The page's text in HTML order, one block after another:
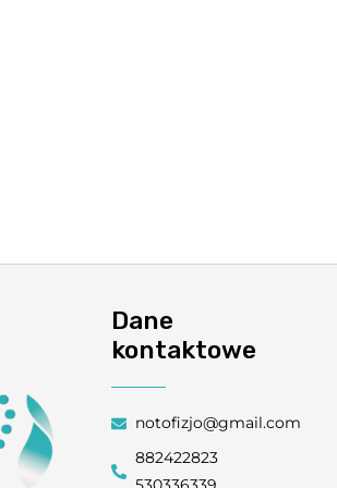
Dane
kontaktowe
notofizjo@gmail.com
882422823